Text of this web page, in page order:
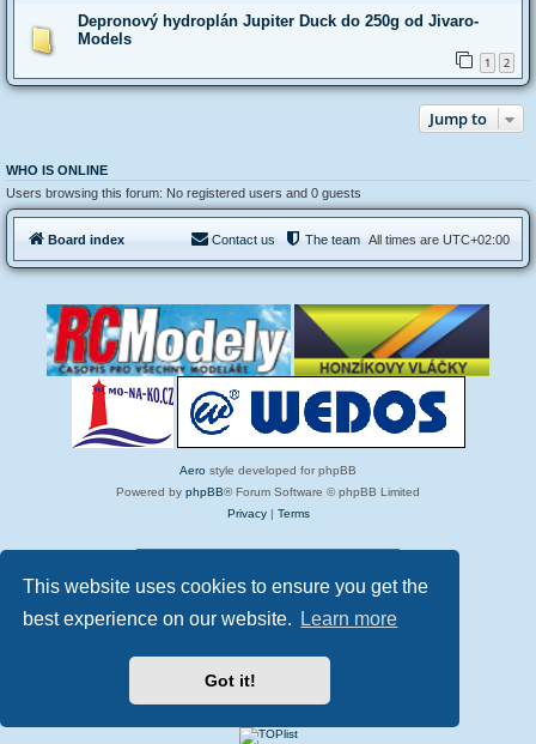
This website uses cookies to ensure you get the
best experience on our website.
Learn more
Got it!
Depronový hydroplán Jupiter Duck do 250g od Jivaro-
Models
1 2
Jump to
WHO IS ONLINE
Users browsing this forum: No registered users and 0 guests
Board index All times are UTC+02:00
The team
Contact us
Aero style developed for phpBB
Powered by phpBB® Forum Software © phpBB Limited
Privacy| Terms